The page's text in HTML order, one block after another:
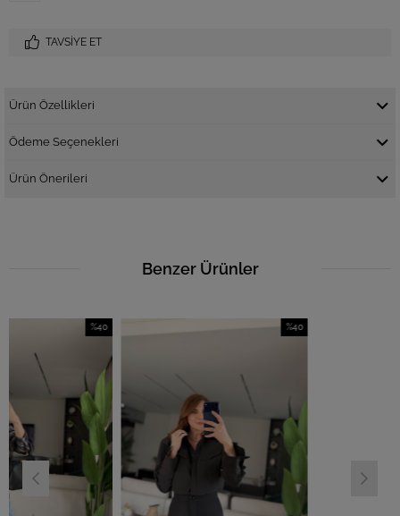
TAVSIYE ET
Ürün Özellikleri
Ödeme Seçenekleri
Ürün Önerileri
Benzer Ürünler
%40İndirim